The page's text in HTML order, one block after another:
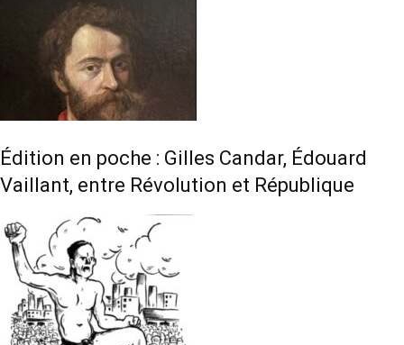
Édition en poche : Gilles Candar, Édouard
Vaillant, entre Révolution et République